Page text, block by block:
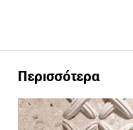
Περισσότερα